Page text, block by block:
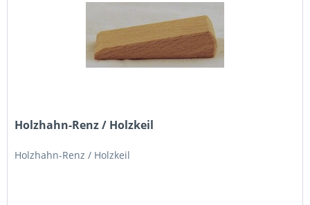
Holzhahn-Renz / Holzkeil
Holzhahn-Renz / Holzkeil